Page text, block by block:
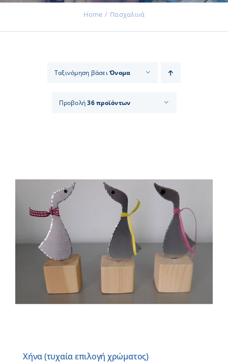
Εισφορές
Home Πασχαλινά
Ταξινόμηση βάσειΌνομα
Προβολή36 προϊόντων
Χήνα (τυχαία επιλογή χρώματος)